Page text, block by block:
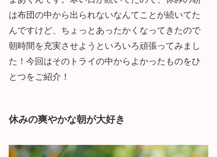
は布団の中から出られないなんてことが続いてた
んですけど、ちょっとあったかくなってきたので
朝時間を充実させようといろいろ頑張ってみまし
た！今回はそのトライの中からよかったものをひ
とつをご紹介！
休みの爽やかな朝が大好き